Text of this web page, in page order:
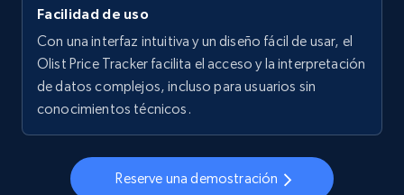
Walmart - products - Collects products by
specific keywords
URL, Final price, Sku, Currency, Gtin,
Specifications, Image urls, Top reviews, and
Facilidad de uso
Con una interfaz intuitiva y un diseño fácil de usar, el
Olist Price Tracker facilita el acceso y la interpretación
de datos complejos, incluso para usuarios sin
conocimientos técnicos.
Reserve una demostración